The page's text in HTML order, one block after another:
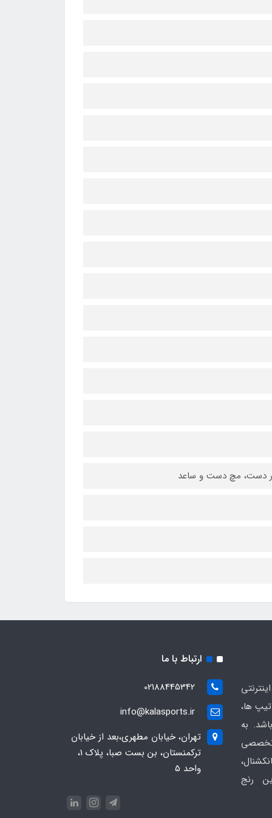
در دست، مچ دست و ساعد
ها،
به
تخصصی
رنج
ارتباط با ما
02188445342
info@kalasports.ir
تهران، خیابان مطهری،بعد از خیابان
ترکمنستان، بن بست صبا، پلاک 1،
واحد 5